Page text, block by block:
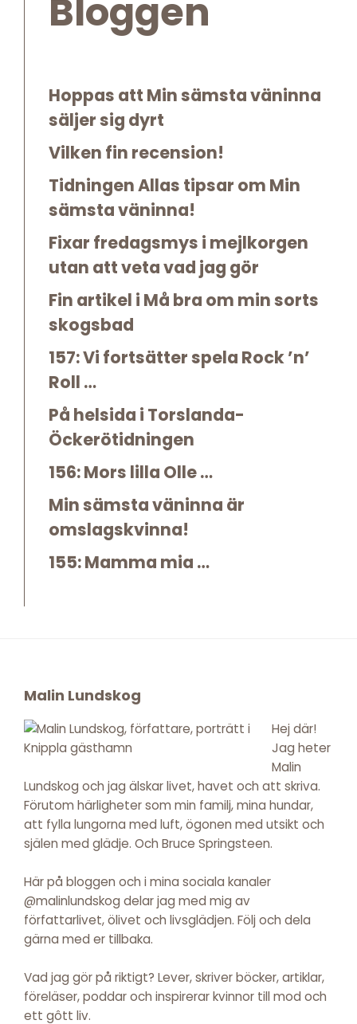
Bloggen
Hoppas att Min sämsta väninna
säljer sig dyrt
Vilken fin recension!
Tidningen Allas tipsar om Min
sämsta väninna!
Fixar fredagsmys i mejlkorgen
utan att veta vad jag gör
Fin artikel i Må bra om min sorts
skogsbad
157: Vi fortsätter spela Rock ’n’
Roll …
På helsida i Torslanda-
Öckerötidningen
156: Mors lilla Olle …
Min sämsta väninna är
omslagskvinna!
155: Mamma mia …
Footer
Malin Lundskog
Hej där!
Jag heter
Malin
Lundskog och jag älskar livet, havet och att skriva.
Förutom härligheter som min familj, mina hundar,
att fylla lungorna med luft, ögonen med utsikt och
själen med glädje. Och Bruce Springsteen.
Här på bloggen och i mina sociala kanaler
@malinlundskog delar jag med mig av
författarlivet, ölivet och livsglädjen. Följ och dela
gärna med er tillbaka.
Vad jag gör på riktigt? Lever, skriver böcker, artiklar,
föreläser, poddar och inspirerar kvinnor till mod och
ett gôtt liv.